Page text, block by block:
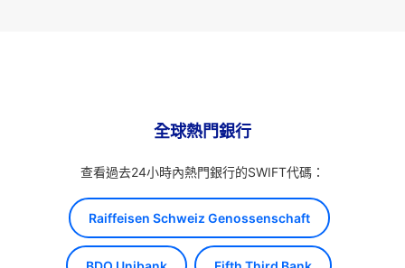
全球熱門銀行
查看過去24小時內熱門銀行的SWIFT代碼：
Raiffeisen Schweiz Genossenschaft